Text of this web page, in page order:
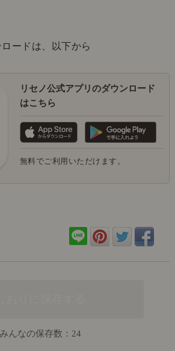
ードは、以下から
リセノ公式アプリのダウンロード
はこちら
無料でご利用いただけます。
みんなの保存数： 24